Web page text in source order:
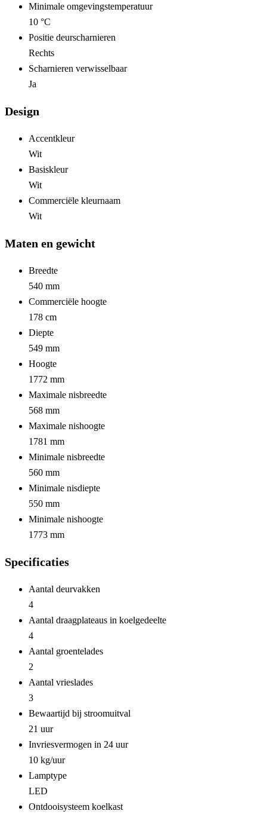
Minimale omgevingstemperatuur
10 °C
Positie deurscharnieren
Rechts
Scharnieren verwisselbaar
Ja
Design
Accentkleur
Wit
Basiskleur
Wit
Commerciële kleurnaam
Wit
Maten en gewicht
Breedte
540 mm
Commerciële hoogte
178 cm
Diepte
549 mm
Hoogte
1772 mm
Maximale nisbreedte
568 mm
Maximale nishoogte
1781 mm
Minimale nisbreedte
560 mm
Minimale nisdiepte
550 mm
Minimale nishoogte
1773 mm
Specificaties
Aantal deurvakken
4
Aantal draagplateaus in koelgedeelte
4
Aantal groentelades
2
Aantal vrieslades
3
Bewaartijd bij stroomuitval
21 uur
Invriesvermogen in 24 uur
10 kg/uur
Lamptype
LED
Ontdooisysteem koelkast